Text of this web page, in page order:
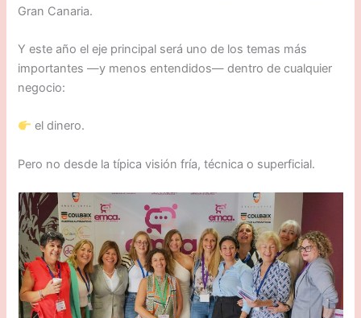
Gran Canaria.
Y este año el eje principal será uno de los temas más
importantes —y menos entendidos— dentro de cualquier
negocio:
el dinero.
Pero no desde la típica visión fría, técnica o superficial.